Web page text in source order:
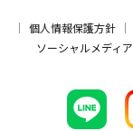
個人情報保護方針
ソーシャルメディ